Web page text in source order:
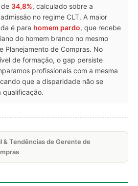
34,8%, calculado sobre a
no regime CLT. A maior
é para homem pardo, que recebe
do homem branco no mesmo
Planejamento de Compras. No
de formação, o gap persiste
profissionais com a mesma
que a disparidade não se
qualificação.
Tendências de Gerente de